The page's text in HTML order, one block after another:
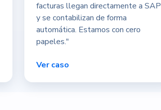
facturas llegan directamente a SAP
y se contabilizan de forma
automática. Estamos con cero
papeles."
Ver caso